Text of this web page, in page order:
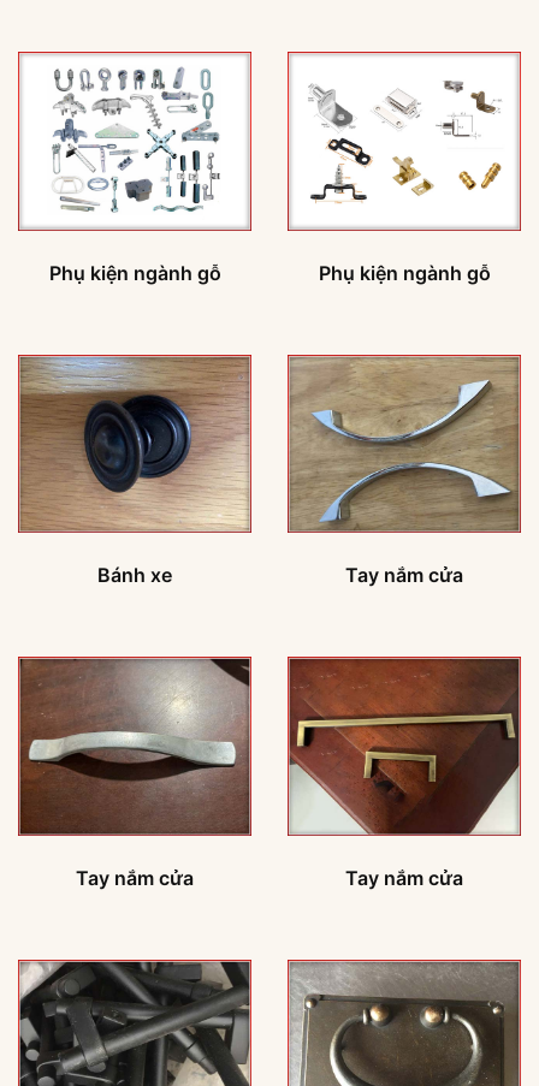
Phụ kiện ngành gỗ Phụ kiện ngành gỗ
Bánh xe Tay nắm cửa
Tay nắm cửa Tay nắm cửa